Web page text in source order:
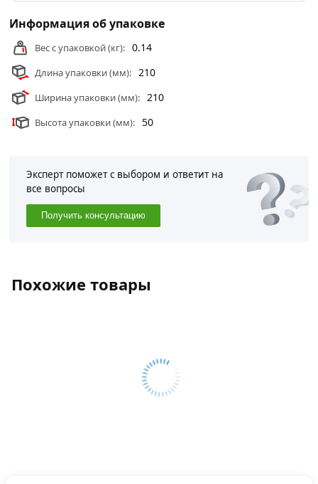
Информация об упаковке
Вес с упаковкой (кг): 0.14
Длина упаковки (мм): 210
Ширина упаковки (мм): 210
Высота упаковки (мм): 50
Эксперт поможет с выбором и ответит на
все вопросы
Получить консультацию
Похожие товары